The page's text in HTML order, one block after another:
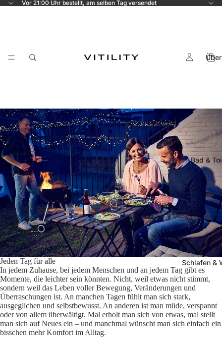
Vor 21:00 Uhr bestellt, am selben Tag versendet
Über
Bad &
Schlafen &
Jeden Tag für alle
In jedem Zuhause, bei jedem Menschen und an jedem Tag gibt es
Momente, die leichter sein könnten. Nicht, weil etwas nicht stimmt,
sondern weil das Leben voller Bewegung, Veränderungen und
Überraschungen ist. An manchen Tagen fühlt man sich stark,
ausgeglichen und selbstbewusst. An anderen ist man müde, verspannt
oder von allem überwältigt. Mal erholt man sich von etwas, mal stellt
man sich auf Neues ein – und manchmal wünscht man sich einfach ein
bisschen mehr Komfort im Alltag.